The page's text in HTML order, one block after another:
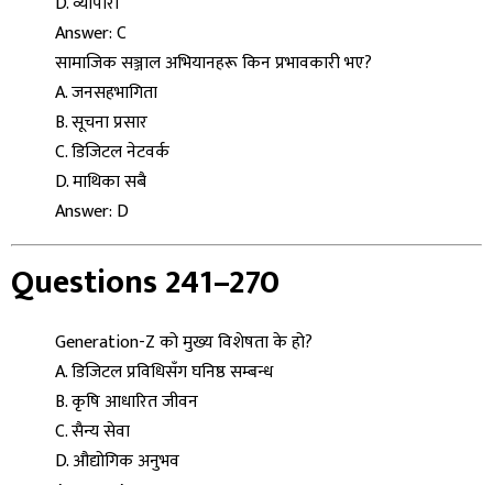
Answer: C
सामाजिक सञ्जाल अभियानहरू किन प्रभावकारी भए?
A. जनसहभागिता
B. सूचना प्रसार
C. डिजिटल नेटवर्क
D. माथिका सबै
Answer: D
Questions 241–270
Generation-Z को मुख्य विशेषता के हो?
A. डिजिटल प्रविधिसँग घनिष्ठ सम्बन्ध
B. कृषि आधारित जीवन
C. सैन्य सेवा
D. औद्योगिक अनुभव